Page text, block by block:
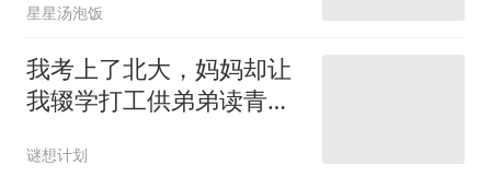
星星汤泡饭
我考上了北大，妈妈却让
我辍学打工供弟弟读青
谜想计划